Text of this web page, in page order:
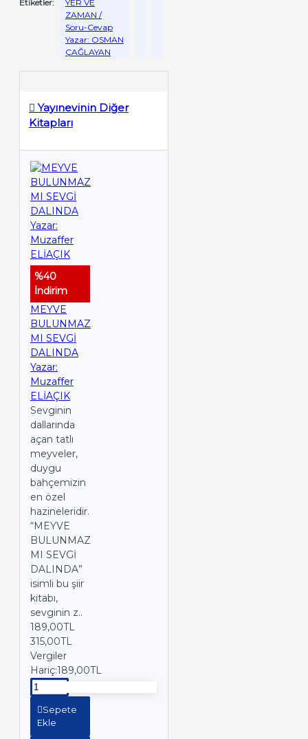
Etiketler:
YER VE
ZAMAN /
Soru-Cevap
Yazar: OSMAN
ÇAĞLAYAN
Yayınevinin Diğer
Kitapları
%40
İndirim
MEYVE
BULUNMAZ
MI SEVGİ
DALINDA
Yazar:
Muzaffer
ELİAÇIK
Sevginin
dallarında
açan tatlı
meyveler,
duygu
bahçemizin
en özel
hazineleridir.
“MEYVE
BULUNMAZ
MI SEVGİ
DALINDA”
isimli bu şiir
kitabı,
sevginin z..
189,00TL
315,00TL
Vergiler
Hariç:189,00TL
Sepete
Ekle